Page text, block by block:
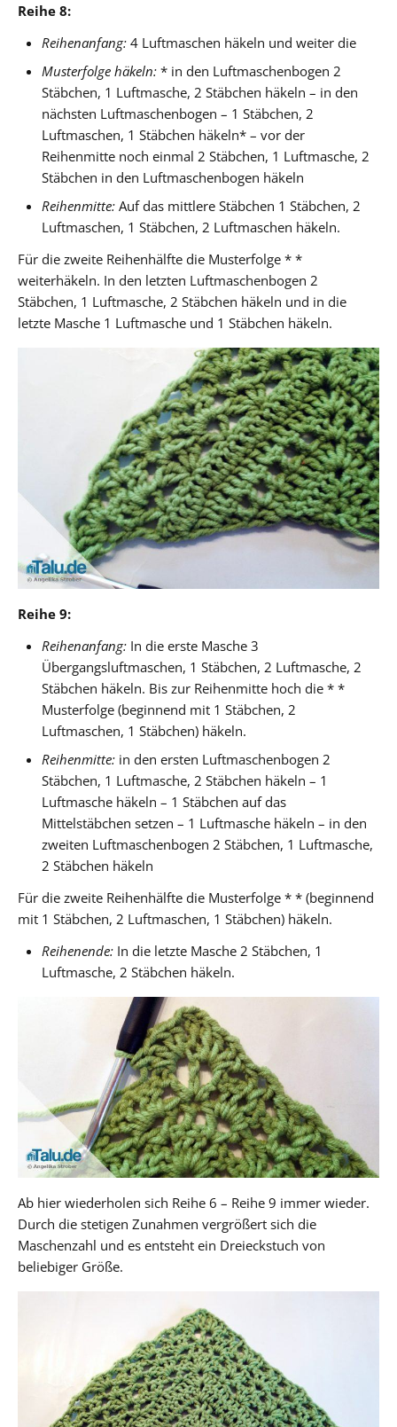
Reihe 8:
Reihenanfang: 4 Luftmaschen häkeln und weiter die
Musterfolge häkeln: * in den Luftmaschenbogen 2
Stäbchen, 1 Luftmasche, 2 Stäbchen häkeln – in den
nächsten Luftmaschenbogen – 1 Stäbchen, 2
Luftmaschen, 1 Stäbchen häkeln* – vor der
Reihenmitte noch einmal 2 Stäbchen, 1 Luftmasche, 2
Stäbchen in den Luftmaschenbogen häkeln
Reihenmitte: Auf das mittlere Stäbchen 1 Stäbchen, 2
Luftmaschen, 1 Stäbchen, 2 Luftmaschen häkeln.
Für die zweite Reihenhälfte die Musterfolge * *
weiterhäkeln. In den letzten Luftmaschenbogen 2
Stäbchen, 1 Luftmasche, 2 Stäbchen häkeln und in die
letzte Masche 1 Luftmasche und 1 Stäbchen häkeln.
Reihe 9:
Reihenanfang: In die erste Masche 3
Übergangsluftmaschen, 1 Stäbchen, 2 Luftmasche, 2
Stäbchen häkeln. Bis zur Reihenmitte hoch die * *
Musterfolge (beginnend mit 1 Stäbchen, 2
Luftmaschen, 1 Stäbchen) häkeln.
Reihenmitte: in den ersten Luftmaschenbogen 2
Stäbchen, 1 Luftmasche, 2 Stäbchen häkeln – 1
Luftmasche häkeln – 1 Stäbchen auf das
Mittelstäbchen setzen – 1 Luftmasche häkeln – in den
zweiten Luftmaschenbogen 2 Stäbchen, 1 Luftmasche,
2 Stäbchen häkeln
Für die zweite Reihenhälfte die Musterfolge * * (beginnend
mit 1 Stäbchen, 2 Luftmaschen, 1 Stäbchen) häkeln.
Reihenende: In die letzte Masche 2 Stäbchen, 1
Luftmasche, 2 Stäbchen häkeln.
Ab hier wiederholen sich Reihe 6 – Reihe 9 immer wieder.
Durch die stetigen Zunahmen vergrößert sich die
Maschenzahl und es entsteht ein Dreieckstuch von
beliebiger Größe.